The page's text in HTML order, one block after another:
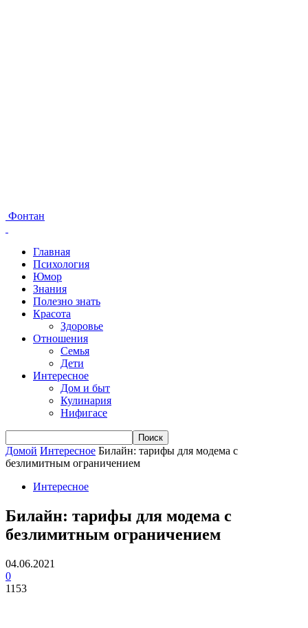
Фонтан
Главная
Психология
Юмор
Знания
Полезно знать
Красота
Здоровье
Отношения
Семья
Дети
Интересное
Дом и быт
Кулинария
Нифигасе
Домой Интересное Билайн: тарифы для модема с
безлимитным ограничением
Интересное
Билайн: тарифы для модема с
безлимитным ограничением
04.06.2021
0
1153